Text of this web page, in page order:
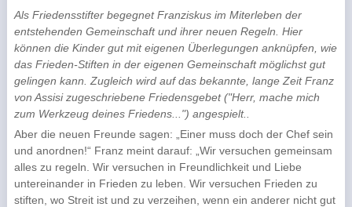
Als Friedensstifter begegnet Franziskus im Miterleben der
entstehenden Gemeinschaft und ihrer neuen Regeln. Hier
können die Kinder gut mit eigenen Überlegungen anknüpfen, wie
das Frieden-Stiften in der eigenen Gemeinschaft möglichst gut
gelingen kann. Zugleich wird auf das bekannte, lange Zeit Franz
von Assisi zugeschriebene Friedensgebet ("Herr, mache mich
zum Werkzeug deines Friedens...") angespielt..
Aber die neuen Freunde sagen: „Einer muss doch der Chef sein
und anordnen!“ Franz meint darauf: „Wir versuchen gemeinsam
alles zu regeln. Wir versuchen in Freundlichkeit und Liebe
untereinander in Frieden zu leben. Wir versuchen Frieden zu
stiften, wo Streit ist und zu verzeihen, wenn ein anderer nicht gut